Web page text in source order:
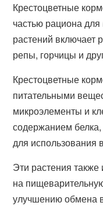
Крестоцветные
частью рациона
растений включает
репы, горчицы и
Крестоцветные
питательными
микроэлементы и
содержанием
для использования
Эти растения
на
улучшению обмена